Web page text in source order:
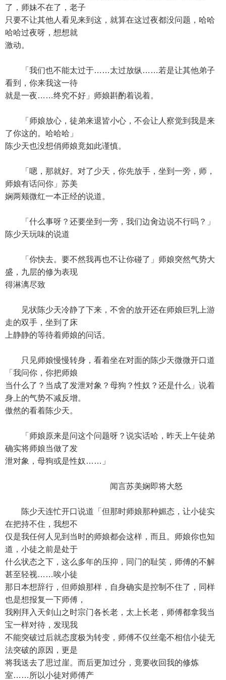
了，师妹不在了，老子
只要不让其他人看见来到这，就算在这过夜都没问题，哈哈
哈哈过夜呀，想想就
激动。
「我们也不能太过于……太过放纵……若是让其他弟子
看到，你来我这一待
就是一夜……终究不好」师娘斟酌着说着。
「师娘放心，徒弟来退皆小心，不会让人察觉到我是来
了你这的。哈哈哈」
陈少天也没想俏师娘竟如此谨慎。
「嗯，那就好。对了少天，你先放手，坐到一旁，师，
师娘有话问你」苏美
娴两颊微红一本正经的说道。
「什么事呀？还要坐到一旁，我们边肏边说不行吗？」
陈少天玩味的说道
「你快去。要不然我再也不让你碰了」师娘突然气势大
盛，九层的修为表现
得淋漓尽致
见状陈少天冷静了下来，不舍的放开还在师娘巨乳上游
走的双手，坐到了床
上静静的等待着师娘的问话。
只见师娘慢慢转身，看着坐在对面的陈少天微微开口道
「我问你，你把师娘
当什么了？当成了发泄对象？母狗？性奴？还是什么」说着
身上的气势不减反增。
傲然的看着陈少天。
「师娘原来是问这个问题呀？说实话哈，昨天上午徒弟
确实将师娘当做了发
泄对象，母狗或是性奴……」
闻言苏美娴即将大怒
陈少天连忙开口说道「但那时师娘那种媚态，让小徒实
在把持不住，我想不
仅是我任何人见到当时的师娘都会这样，而且。师娘你也知
道，小徒之前是处于
什么状态之下，这么多年的压抑，同门的耻笑，师傅的不解
甚至轻视……唉小徒
那日本想辞行，但师娘那样，自身确实是控制不住了，同样
也是想报复一下师傅，
我刚拜入天剑山之时宗门各长老，太上长老，师傅都拿我当
宝一样对待，发现我
不能突破过后就态度极为转变，师傅不仅丝毫不相信小徒无
法突破的原因，更是
将我送去了思过崖。而后更加过分，竟要收回我的修炼
室……所以小徒对师傅产